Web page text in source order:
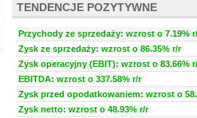
TENDENCJE POZYTYWNE
Przychody ze sprzedaży: wzrost o 7.19%
Zysk ze sprzedaży: wzrost o 86.35% r/r
Zysk operacyjny (EBIT): wzrost o 83.66%
EBITDA: wzrost o 337.58% r/r
Zysk przed opodatkowaniem: wzrost o
Zysk netto: wzrost o 48.93% r/r